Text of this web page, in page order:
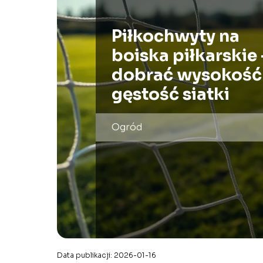
Piłkochwyty na
boiska piłkarskie
dobrać
gęstość siatki
Ogród
Data publikacji: 2026-01-16